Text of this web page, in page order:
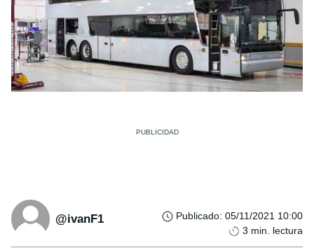
@ivanF1 Publicado: 05/11/2021 10:00
3 min. lectura